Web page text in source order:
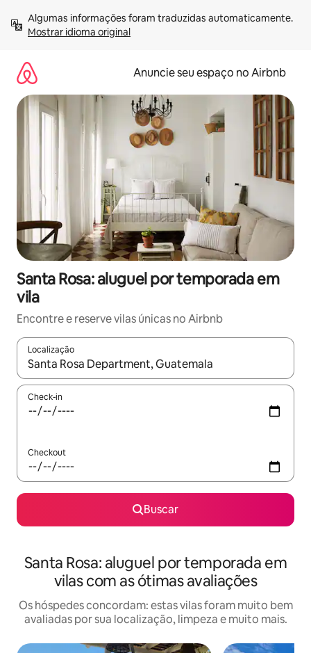
para
Mostrar idioma original
Anuncie seu espaço no Airbnb
Santa Rosa: aluguel por temporada em
vila
Encontre e reserve vilas únicas no Airbnb
Localização
Quando os resultados estiverem disponíveis, explore-os
Check-in
Checkout
Buscar
Santa Rosa: aluguel por temporada em
vilas com as ótimas avaliações
Os hóspedes concordam: estas vilas foram muito bem
avaliadas por sua localização, limpeza e muito mais.